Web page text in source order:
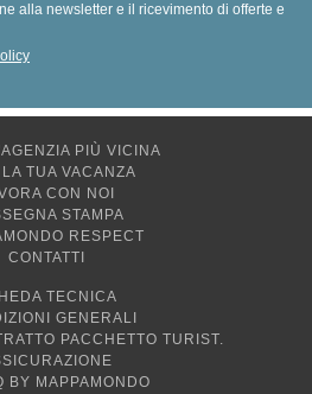
alla newsletter e il ricevimento di offerte e
PIÙ VICINA
LA TUA VACANZA
CON NOI
STAMPA
RESPECT
CONTATTI
TECNICA
GENERALI
PACCHETTO TURIST.
BY MAPPAMONDO